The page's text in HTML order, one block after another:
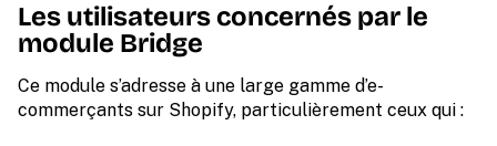
Les utilisateurs concernés par le
module Bridge
Ce module s’adresse à une large gamme d’e-
commerçants sur Shopify, particulièrement ceux qui :